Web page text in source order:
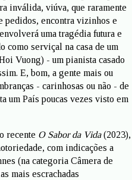
inválida, viúva, que raramente
pedidos, encontra vizinhos e
uma tragédia futura e
como serviçal na casa de um
Vuong) - um pianista casado
E, bom, a gente mais ou
- carinhosas ou não - de
um País poucas vezes visto em
recente O Sabor da Vida(2023),
com indicações a
(na categoria Câmera de
mais escrachadas